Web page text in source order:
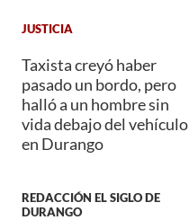
JUSTICIA
Taxista creyó haber
pasado un bordo, pero
halló a un hombre sin
vida debajo del vehículo
en Durango
REDACCIÓN EL SIGLO DE
DURANGO